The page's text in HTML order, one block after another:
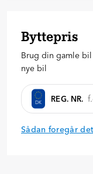
20%
Byttepris
Brug din gamle
nye bil
DK REG. NR.
Sådan foregår det